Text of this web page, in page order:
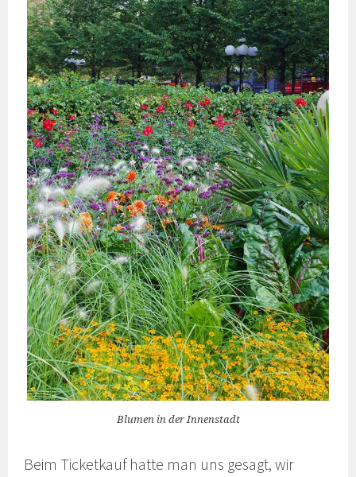
Blumen in der Innenstadt
Beim Ticketkauf hatte man uns gesagt, wir